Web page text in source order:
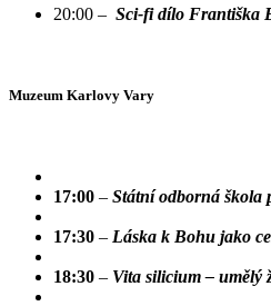
20:00 – Sci-fi dílo Františka
Muzeum Karlovy Vary
17:00 – Státní odborná
17:30 – Láska k Bohu jako
18:30 – Vita silicium – umělý